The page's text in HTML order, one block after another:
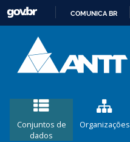
COMUNICA BR
Conjuntos de
dados
Organizações